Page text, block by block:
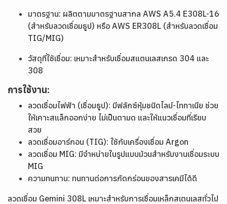
มาตรฐาน: ผลิตตามมาตรฐานสากล AWS A5.4 E308L-16
(สำหรับลวดเชื่อมธูป) หรือ AWS ER308L (สำหรับลวดเชื่อม
TIG/MIG)
วัสดุที่ใช้เชื่อม: เหมาะสำหรับเชื่อมสแตนเลสเกรด 304 และ
308
การใช้งาน:
ลวดเชื่อมไฟฟ้า (เชื่อมธูป): มีฟลักซ์หุ้มชนิดไลม์-ไททาเนีย ช่วย
ให้เคาะสแล็กออกง่าย ไม่เป็นตามด และให้แนวเชื่อมที่เรียบ
สวย
ลวดเชื่อมอาร์กอน (TIG): ใช้กับเครื่องเชื่อม Argon
ลวดเชื่อม MIG: มีจำหน่ายในรูปแบบม้วนสำหรับงานเชื่อมระบบ
MIG
ความทนทาน: ทนทานต่อการกัดกร่อนของสารเคมีได้ดี
ลวดเชื่อม Gemini 308L เหมาะสำหรับการเชื่อมเหล็กสเตนเลสทั่วไป